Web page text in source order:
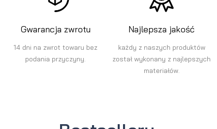
Gwarancja zwrotu
14 dni na zwrot towaru bez
podania przyczyny.
Najlepsza jakość
każdy z naszych produktów
został wykonany z najlepszych
materiałów.